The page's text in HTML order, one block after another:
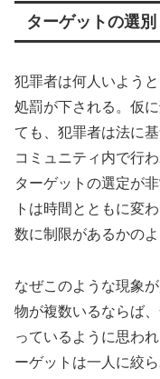
ターゲットの選別
犯罪者は何人いよう
処罰が下される。仮
ても、犯罪者は法に
コミュニティ内で行
ターゲットの選定が
トは時間とともに変
数に制限があるかの
なぜこのような現象
物が複数いるならば
っているように思わ
ーゲットは一人に絞